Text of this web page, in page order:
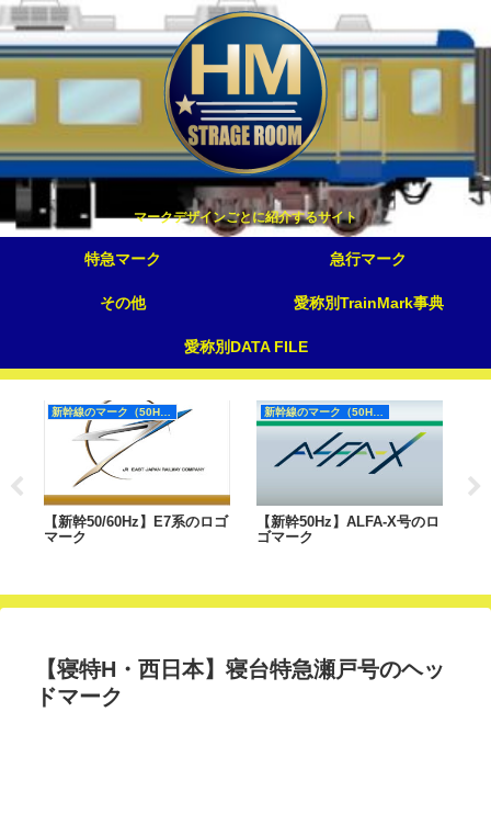
マークデザインごとに紹介するサイト
特急マーク 急行マーク
その他 愛称別TrainMark事典
愛称別DATA FILE
新幹線のマーク（50Hz）
【新幹50/60Hz】E7系のロゴ
マーク
新幹線のマーク（50Hz）
【新幹50Hz】ALFA-X号のロ
ゴマーク
【寝特H・西日本】寝台特急瀬戸号のヘッ
ドマーク